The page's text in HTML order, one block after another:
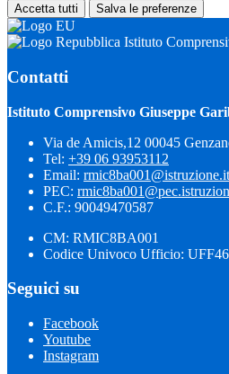
Accetta tutti Salva le preferenze
Istituto
Contatti
Istituto Comprensivo Giuseppe
Via de Amicis,12 00045
Tel: +39 06 93953112
Email: rmic8ba001@istruzione.it
PEC:
C.F.: 90049470587
CM: RMIC8BA001
Codice Univoco Ufficio:
Seguici su
Facebook
Youtube
Instagram